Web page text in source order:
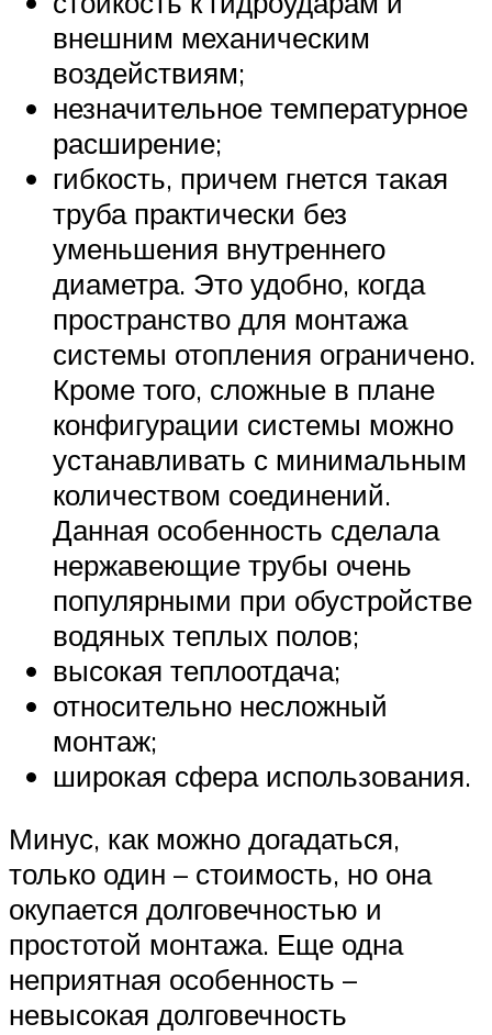
внешним механическим
воздействиям;
незначительное температурное
расширение;
гибкость, причем гнется такая
труба практически без
уменьшения внутреннего
диаметра. Это удобно, когда
пространство для монтажа
системы отопления ограничено.
Кроме того, сложные в плане
конфигурации системы можно
устанавливать с минимальным
количеством соединений.
Данная особенность сделала
нержавеющие трубы очень
популярными при обустройстве
водяных теплых полов;
высокая теплоотдача;
относительно несложный
монтаж;
широкая сфера использования.
Минус, как можно догадаться,
только один – стоимость, но она
окупается долговечностью и
простотой монтажа. Еще одна
неприятная особенность –
невысокая долговечность